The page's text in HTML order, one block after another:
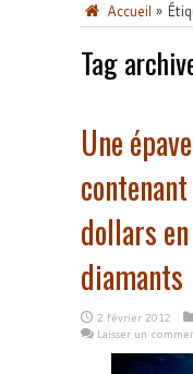
Accueil »
Tag
Une
dollars
diamants
2 février 2012
Laisser un